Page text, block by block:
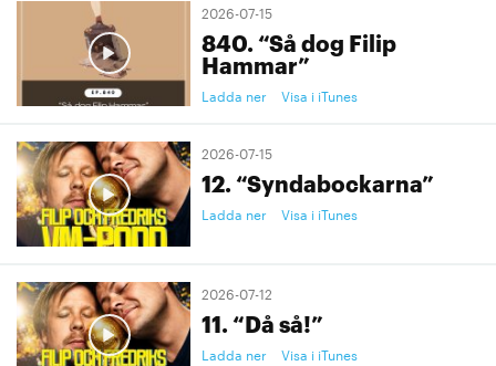
2026-07-15
840. “Så dog Filip
Hammar”
Ladda ner Visa i iTunes
2026-07-15
12. “Syndabockarna”
Ladda ner Visa i iTunes
2026-07-12
11. “Då så!”
Ladda ner Visa i iTunes